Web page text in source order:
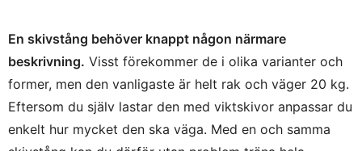
En skivstång behöver knappt någon närmare
beskrivning. Visst förekommer de i olika varianter och
former, men den vanligaste är helt rak och väger 20 kg.
Eftersom du själv lastar den med viktskivor anpassar du
enkelt hur mycket den ska väga. Med en och samma